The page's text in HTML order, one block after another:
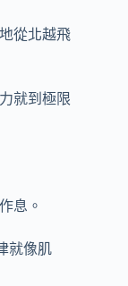
從北越飛
就到極限
息。
就像肌